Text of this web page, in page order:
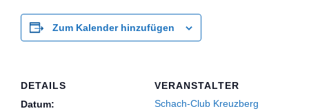
Zum Kalender hinzufügen
DETAILS
Datum:
VERANSTALTER
Schach-Club Kreuzberg